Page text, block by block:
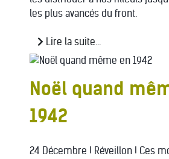
les plus avancés du front.
Lire la suite...
Noël quand
1942
24 Décembre ! Réveillon ! Ces